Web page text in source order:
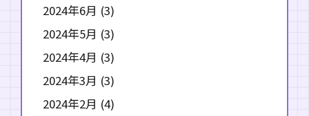
2024年6月 (3)
2024年5月 (3)
2024年4月 (3)
2024年3月 (3)
2024年2月 (4)